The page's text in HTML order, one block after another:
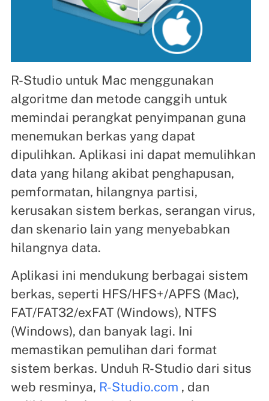
R-Studio untuk Mac menggunakan
algoritme dan metode canggih untuk
memindai perangkat penyimpanan guna
menemukan berkas yang dapat
dipulihkan. Aplikasi ini dapat memulihkan
data yang hilang akibat penghapusan,
pemformatan, hilangnya partisi,
kerusakan sistem berkas, serangan virus,
dan skenario lain yang menyebabkan
hilangnya data.
Aplikasi ini mendukung berbagai sistem
berkas, seperti HFS/HFS+/APFS (Mac),
FAT/FAT32/exFAT (Windows), NTFS
(Windows), dan banyak lagi. Ini
memastikan pemulihan dari format
sistem berkas. Unduh R-Studio dari situs
web resminya, R-Studio.com , dan